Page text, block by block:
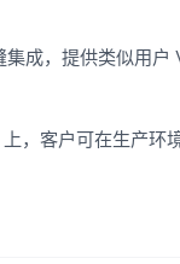
成，提供类似用户
，客户可在生产环